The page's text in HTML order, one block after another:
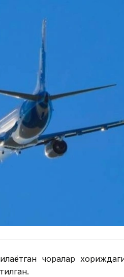
чоралар